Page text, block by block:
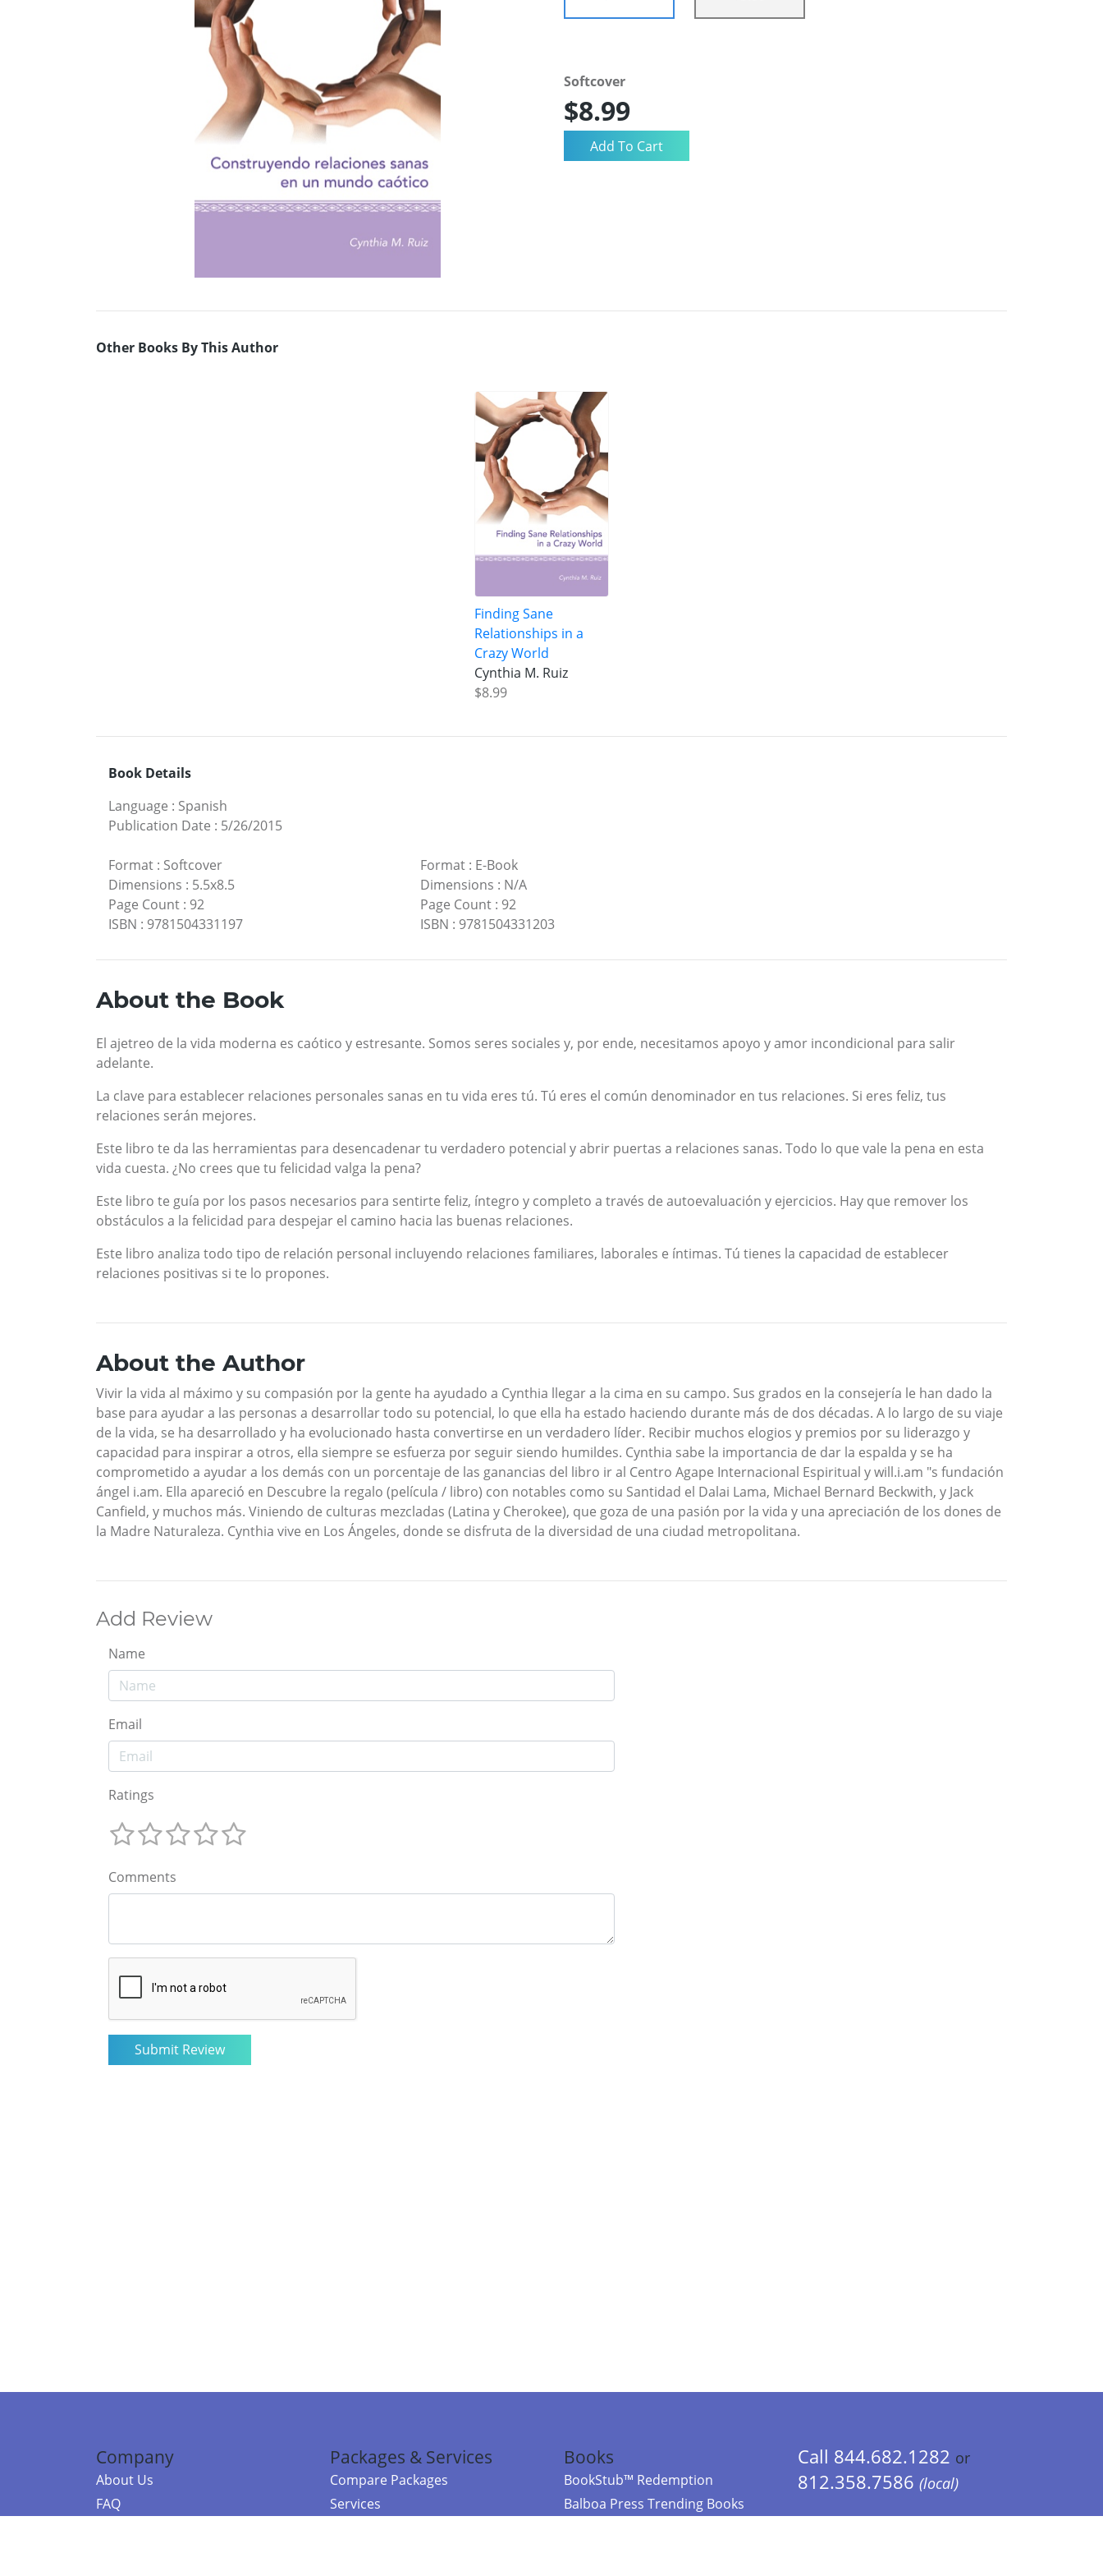
Softcover
$8.99
Other Books By This Author
Finding Sane
Relationships in a
Crazy World
Cynthia M. Ruiz
$8.99
Book Details
Language : Spanish
Publication Date : 5/26/2015
Format : Softcover
Dimensions : 5.5x8.5
Page Count : 92
ISBN : 9781504331197
Format: E-Book
Dimensions : N/A
Page Count: 92
ISBN : 9781504331203
About the Book
El ajetreo de la vida moderna es caótico y estresante. Somos seres sociales y, por ende, necesitamos apoyo y amor incondicional para salir
adelante.
La clave para establecer relaciones personales sanas en tu vida eres tú. Tú eres el común denominador en tus relaciones. Si eres feliz, tus
relaciones serán mejores.
Este libro te da las herramientas para desencadenar tu verdadero potencial y abrir puertas a relaciones sanas. Todo lo que vale la pena en esta
vida cuesta. ¿No crees que tu felicidad valga la pena?
Este libro te guía por los pasos necesarios para sentirte feliz, íntegro y completo a través de autoevaluación y ejercicios. Hay que remover los
obstáculos a la felicidad para despejar el camino hacia las buenas relaciones.
Este libro analiza todo tipo de relación personal incluyendo relaciones familiares, laborales e íntimas. Tú tienes la capacidad de establecer
relaciones positivas si te lo propones.
About the Author
Vivir la vida al máximo y su compasión por la gente ha ayudado a Cynthia llegar a la cima en su campo. Sus grados en la consejería le han dado la
base para ayudar a las personas a desarrollar todo su potencial, lo que ella ha estado haciendo durante más de dos décadas. A lo largo de su viaje
de la vida, se ha desarrollado y ha evolucionado hasta convertirse en un verdadero líder. Recibir muchos elogios y premios por su liderazgo y
capacidad para inspirar a otros, ella siempre se esfuerza por seguir siendo humildes. Cynthia sabe la importancia de dar la espalda y se ha
comprometido a ayudar a los demás con un porcentaje de las ganancias del libro ir al Centro Agape Internacional Espiritual y will.i.am "s fundación
ángel i.am. Ella apareció en Descubre la regalo (película / libro) con notables como su Santidad el Dalai Lama, Michael Bernard Beckwith, y Jack
Canfield, y muchos más. Viniendo de culturas mezcladas (Latina y Cherokee), que goza de una pasión por la vida y una apreciación de los dones de
la Madre Naturaleza. Cynthia vive en Los Ángeles, donde se disfruta de la diversidad de una ciudad metropolitana.
Add Review
Name
Email
Ratings
Comments
Company
About Us
FAQ
Packages & Services
Compare Packages
Services
Books
BookStub™ Redemption
Balboa Press Trending Books
Call 844.682.1282 or
812.358.7586 (local)